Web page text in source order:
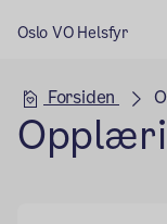
Oslo VO Helsfyr
Forsiden